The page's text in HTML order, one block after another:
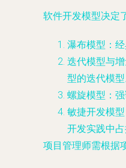
软件开发模型决定
瀑布模型 ：
迭代模型与
型的迭代模型
螺旋模型 ：
敏捷开发模型
开发实践中占
项目管理师需根据